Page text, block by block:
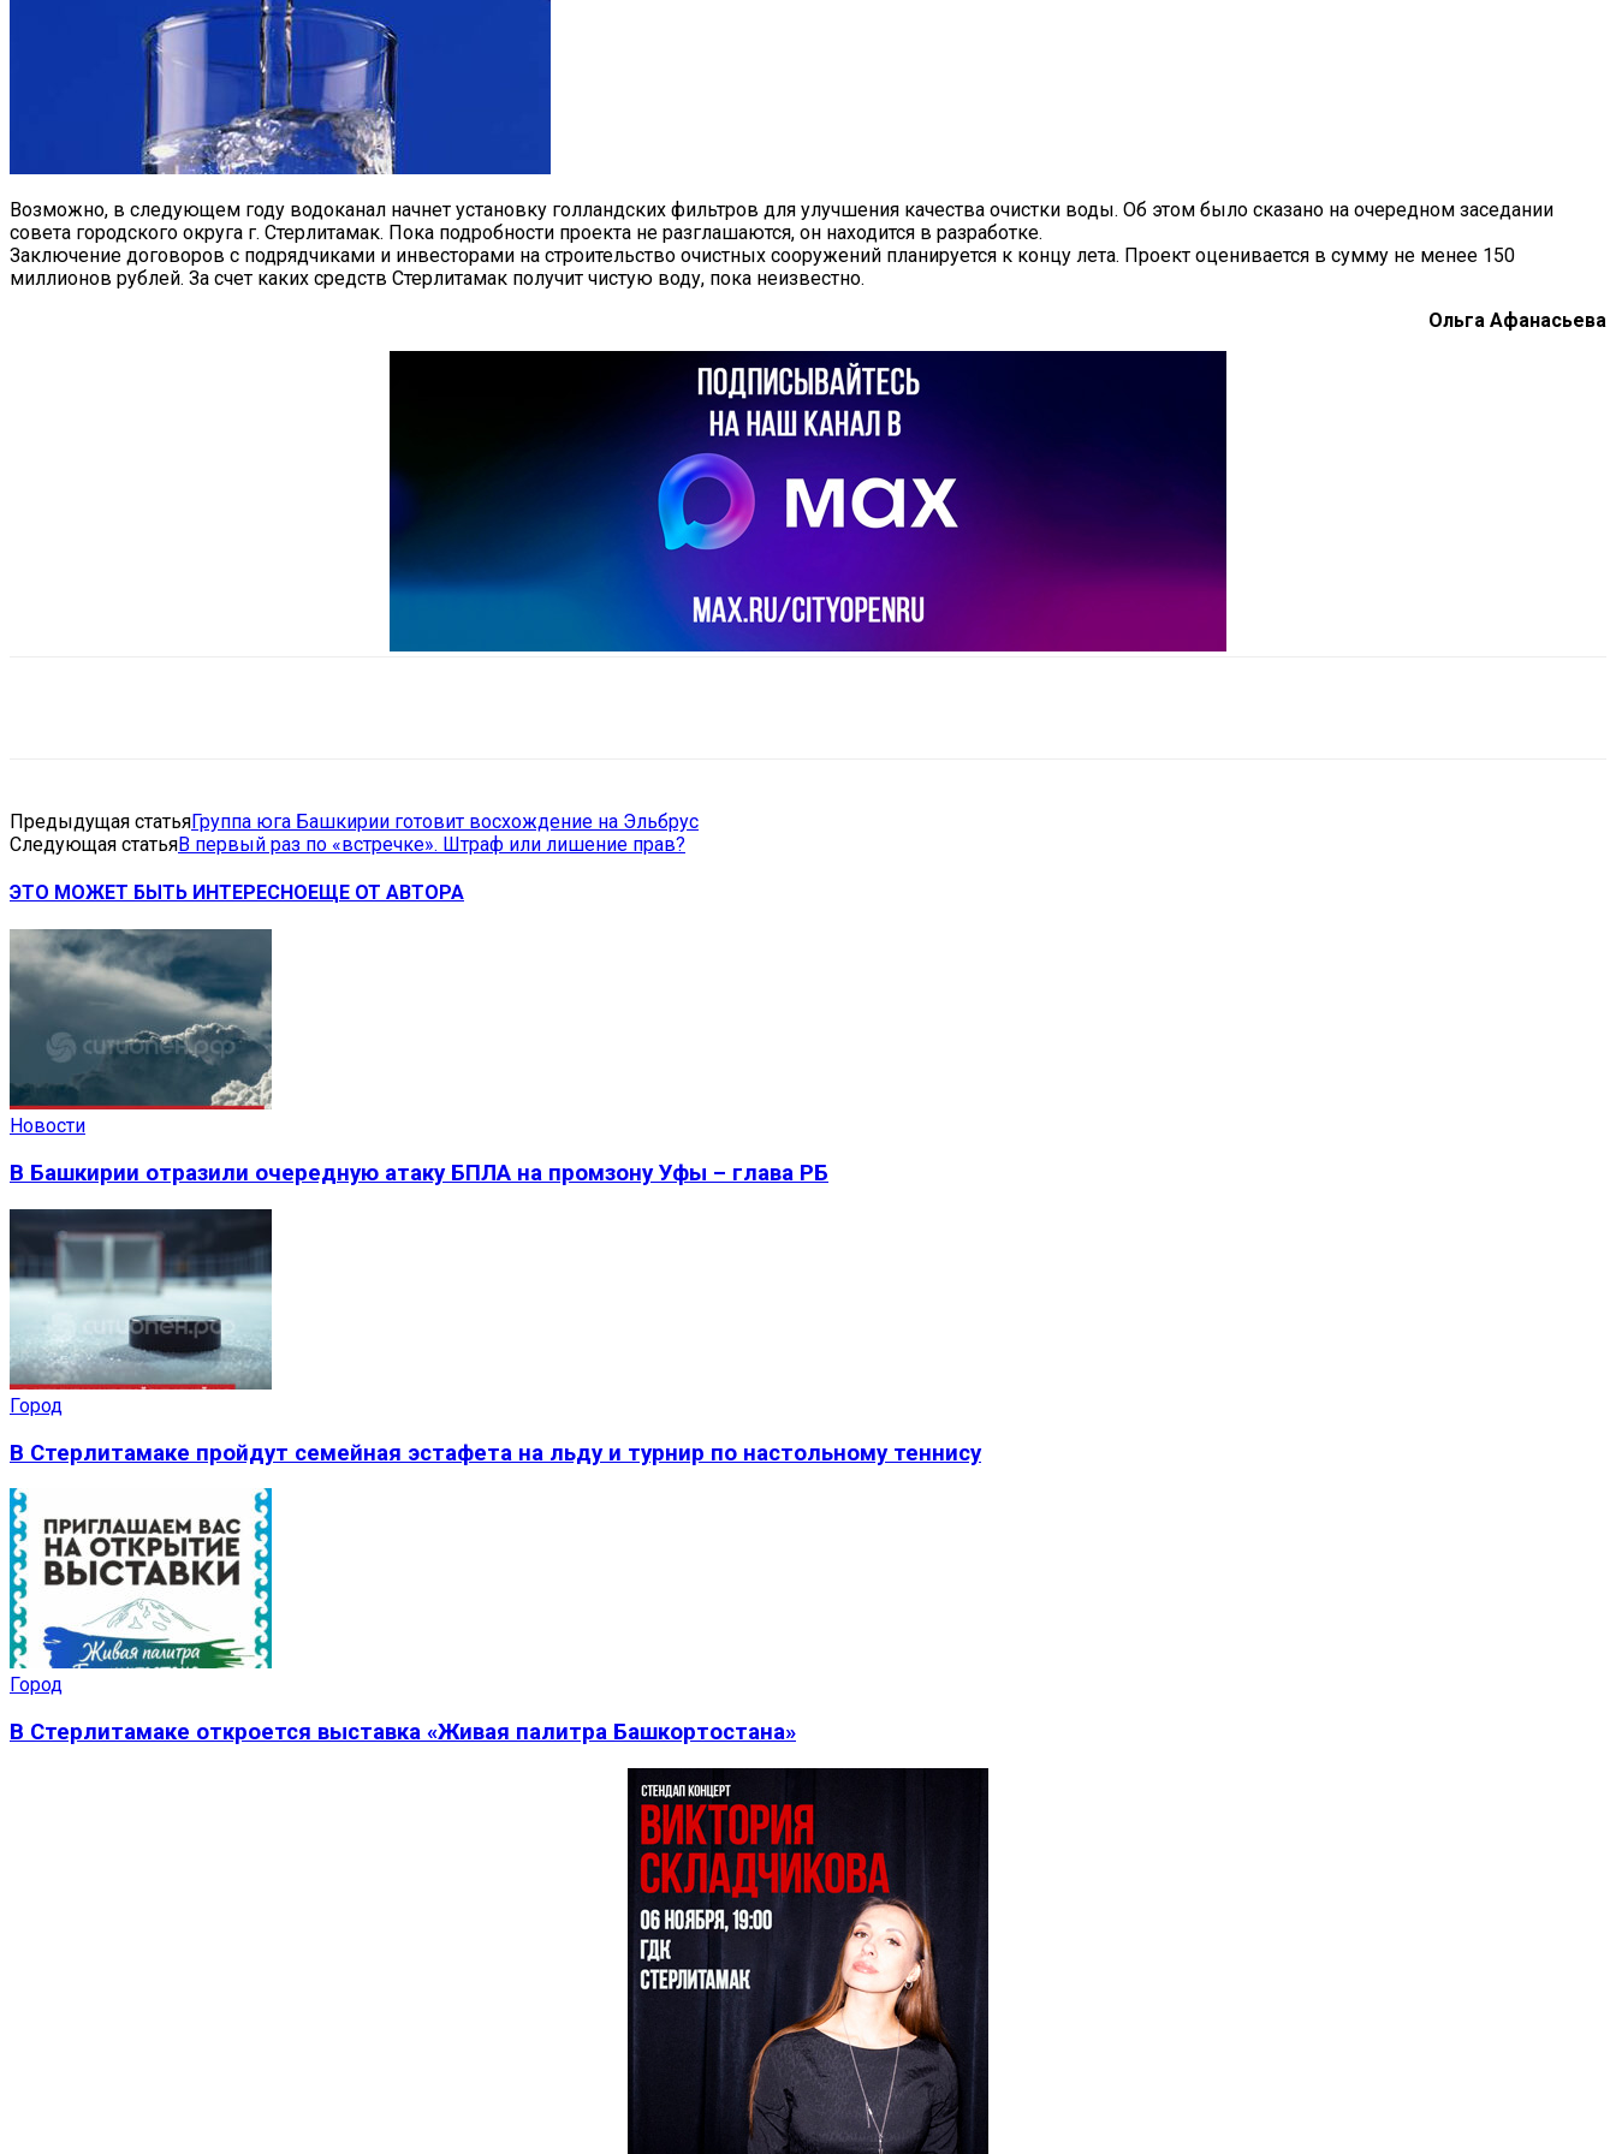
Возможно, в следующем году водоканал начнет установку голландских фильтров для улучшения качества очистки воды. Об этом было сказано на очередном заседании
совета городского округа г. Стерлитамак. Пока подробности проекта не разглашаются, он находится в разработке.
Заключение договоров с подрядчиками и инвесторами на строительство очистных сооружений планируется к концу лета. Проект оценивается в сумму не менее 150
миллионов рублей. За счет каких средств Стерлитамак получит чистую воду, пока неизвестно.
Ольга Афанасьева
Предыдущая статьяГруппа юга Башкирии готовит восхождение на Эльбрус
Следующая статьяВ первый раз по «встречке». Штраф или лишение прав?
ЭТО МОЖЕТ БЫТЬ ИНТЕРЕСНОЕЩЕ ОТ АВТОРА
Новости
В Башкирии отразили очередную атаку БПЛА на промзону Уфы – глава РБ
Город
В Стерлитамаке пройдут семейная эстафета на льду и турнир по настольному теннису
Город
В Стерлитамаке откроется выставка «Живая палитра Башкортостана»